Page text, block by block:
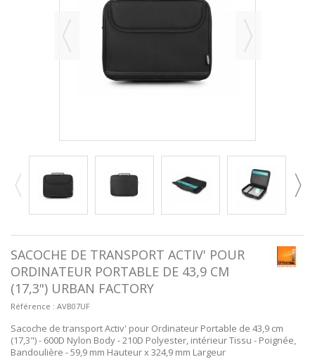
SACOCHE DE TRANSPORT ACTIV' POUR
ORDINATEUR PORTABLE DE 43,9 CM
(17,3") URBAN FACTORY
Référence : AVB07UF
Sacoche de transport Activ' pour Ordinateur Portable de 43,9 cm
(17,3") - 600D Nylon Body - 210D Polyester, intérieur Tissu - Poignée,
Bandoulière - 59,9 mm Hauteur x 324,9 mm Largeur